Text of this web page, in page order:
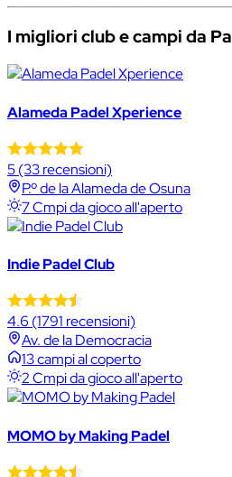
I migliori club e campi da
Alameda Padel Xperience
5(33 recensioni)
P.º de la Alameda de Osuna
7 Cmpi da gioco all'aperto
Indie Padel Club
4.6 (1791 recensioni)
Av. de la Democracia
13 campi al coperto
2 Cmpi da gioco all'aperto
MOMO by Making Padel